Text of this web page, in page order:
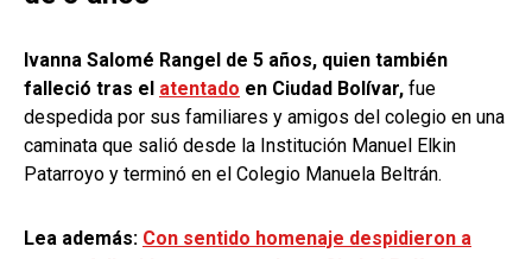
Ivanna Salomé Rangel de 5 años, quien también
falleció tras el atentado en Ciudad Bolívar, fue
despedida por sus familiares y amigos del colegio en una
caminata que salió desde la Institución Manuel Elkin
Patarroyo y terminó en el Colegio Manuela Beltrán.
Lea además: Con sentido homenaje despidieron a